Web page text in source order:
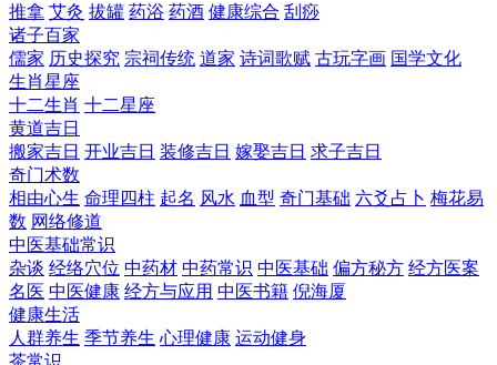
推拿 艾灸 拔罐 药浴 药酒 健康综合 刮痧
诸子百家
儒家 历史探究 宗祠传统 道家 诗词歌赋 古玩字画 国学文化
生肖星座
十二生肖 十二星座
黄道吉日
搬家吉日 开业吉日 装修吉日 嫁娶吉日 求子吉日
奇门术数
相由心生 命理四柱 起名 风水 血型 奇门基础 六爻占卜 梅花易
数 网络修道
中医基础常识
杂谈 经络穴位 中药材 中药常识 中医基础 偏方秘方 经方医案
名医 中医健康 经方与应用 中医书籍 倪海厦
健康生活
人群养生 季节养生 心理健康 运动健身
茶常识